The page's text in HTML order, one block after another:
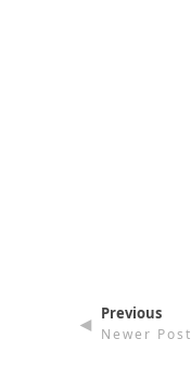
◄ Previous
Newer Post